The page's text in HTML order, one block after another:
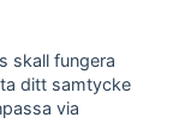
skall fungera
ditt samtycke
via